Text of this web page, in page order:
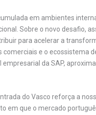
em ambientes
Sobre o novo desafio,
para acelerar a
comerciais e o ecossistema
da SAP,
do Vasco reforça a
em que o mercado